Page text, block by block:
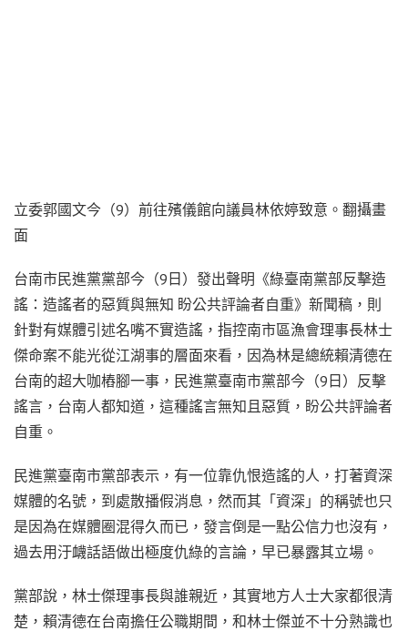
立委郭國文今（9）前往殯儀館向議員林依婷致意。翻攝畫
面
台南市民進黨黨部今（9日）發出聲明《綠臺南黨部反擊造
謠：造謠者的惡質與無知 盼公共評論者自重》新聞稿，則
針對有媒體引述名嘴不實造謠，指控南市區漁會理事長林士
傑命案不能光從江湖事的層面來看，因為林是總統賴清德在
台南的超大咖樁腳一事，民進黨臺南市黨部今（9日）反擊
謠言，台南人都知道，這種謠言無知且惡質，盼公共評論者
自重。
民進黨臺南市黨部表示，有一位靠仇恨造謠的人，打著資深
媒體的名號，到處散播假消息，然而其「資深」的稱號也只
是因為在媒體圈混得久而已，發言倒是一點公信力也沒有，
過去用汙衊話語做出極度仇綠的言論，早已暴露其立場。
黨部說，林士傑理事長與誰親近，其實地方人士大家都很清
楚，賴清德在台南擔任公職期間，和林士傑並不十分熟識也